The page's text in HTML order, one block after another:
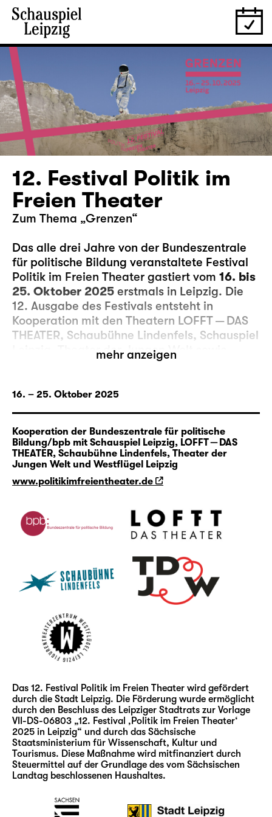
12. Festival Politik im
Freien Theater
Zum Thema „Grenzen“
Das alle drei Jahre von der Bundeszentrale
für politische Bildung veranstaltete Festival
Politik im Freien Theater gastiert vom 16. bis
25. Oktober 2025 erstmals in Leipzig. Die
12. Ausgabe des Festivals entsteht in
Kooperation mit den Theatern LOFFT — DAS
THEATER, Schaubühne Lindenfels, Schauspiel
Leipzig, Theater der Jungen Welt sowie
Westflügel Leipzig und widmet sich dem
Veranstaltungsprogramm mit rund 150
Veranstaltungen und Projekten, darunter
vielfältige Kunst-, Kultur-, Vermittlungs- und
Diskursformate. Das Gesamtprogramm ist in
regionalen Kultur- und
Bildungspartner-/innen entstanden.
BULLSEYE
– Stefan Mießeler
DANCING WITH OUR NEIGHBOURS
DIE TÜTEN AUS DER VERWALTUNG. DAS
BÜROKRATIE-MUSICAL
und Theater Thikwa
DU BIST DRAN!
DUNKELDORF — EIN STADTSPIEL –
Theaterkollektiv Pièrre.Vers
DURCHFALL IST MEINE LIEBLINGSFARBE
– Studio Julian Hetzel und Theater Artemis
[E.O.L.] END OF LIFE. EINE VIRTUELLE
RUINENLANDSCHAFT
– DARUM
ICH KANN’S NICHT LASSEN. EIN
PARTIZIPATIVES STÜCK MIT KRUMP-
TÄNZER*INNEN
Gregor/Tanzkomplizen
mehr anzeigen
16. – 25. Oktober 2025
Kooperation der Bundeszentrale für politische
Bildung/bpb mit Schauspiel Leipzig, LOFFT — DAS
THEATER, Schaubühne Lindenfels, Theater der
Jungen Welt und Westflügel Leipzig
www.politikimfreientheater.de
Das 12. Festival Politik im Freien Theater wird gefördert
durch die Stadt Leipzig. Die Förderung wurde ermöglicht
durch den Beschluss des Leipziger Stadtrats zur Vorlage
VII-DS-06803 „12. Festival ‚Politik im Freien Theater‘
2025 in Leipzig“ und durch das Sächsische
Staatsministerium für Wissenschaft, Kultur und
Tourismus. Diese Maßnahme wird mitfinanziert durch
Steuermittel auf der Grundlage des vom Sächsischen
Landtag beschlossenen Haushaltes.